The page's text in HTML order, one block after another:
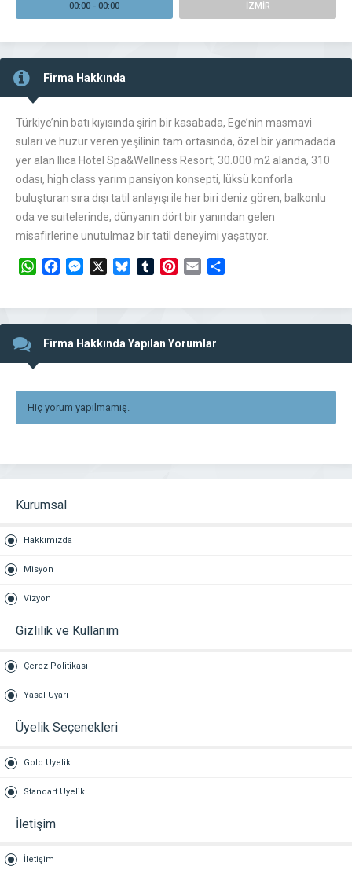
00:00 - 00:00
İZMİR
Firma Hakkında
Türkiye’nin batı kıyısında şirin bir kasabada, Ege’nin masmavi
suları ve huzur veren yeşilinin tam ortasında, özel bir yarımadada
yer alan Ilıca Hotel Spa&Wellness Resort; 30.000 m2 alanda, 310
odası, high class yarım pansiyon konsepti, lüksü konforla
buluşturan sıra dışı tatil anlayışı ile her biri deniz gören, balkonlu
oda ve suitelerinde, dünyanın dört bir yanından gelen
misafirlerine unutulmaz bir tatil deneyimi yaşatıyor.
WhatsAppFacebookMessengerBlueskyTumblrPinterest
Email
Firma Hakkında Yapılan Yorumlar
Hiç yorum yapılmamış.
Kurumsal
Hakkımızda
Misyon
Vizyon
Gizlilik ve Kullanım
Çerez Politikası
Yasal Uyarı
Üyelik Seçenekleri
Gold Üyelik
Standart Üyelik
İletişim
İletişim